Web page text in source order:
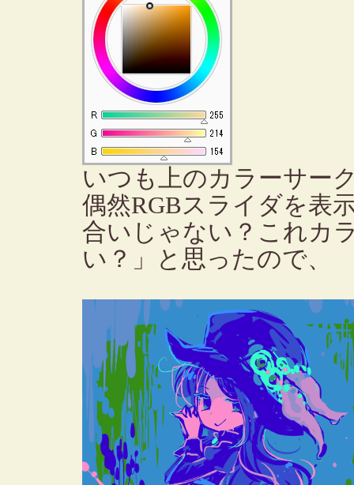
いつも上のカラーサー
偶然RGBスライダを表
合いじゃない？これカ
い？」と思ったので、